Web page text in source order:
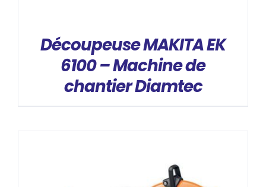
Découpeuse MAKITA EK
6100 – Machine de
chantier Diamtec